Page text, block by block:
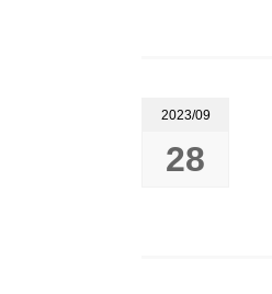
2023/09
28